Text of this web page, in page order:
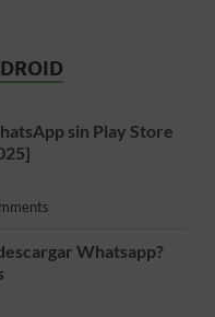
sin Play Store
Whatsapp?